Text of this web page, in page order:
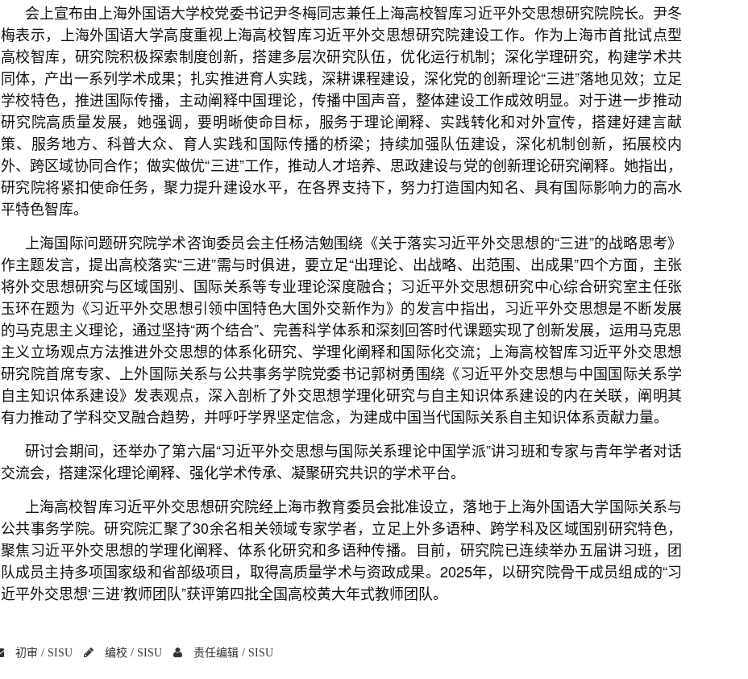
会上宣布由上海外国语大学校党委书记尹冬梅同志兼任上海高校智库习近平外交思想研究院院长。尹冬
梅表示，上海外国语大学高度重视上海高校智库习近平外交思想研究院建设工作。作为上海市首批试点型
高校智库，研究院积极探索制度创新，搭建多层次研究队伍，优化运行机制；深化学理研究，构建学术共
同体，产出一系列学术成果；扎实推进育人实践，深耕课程建设，深化党的创新理论“三进”落地见效；立足
学校特色，推进国际传播，主动阐释中国理论，传播中国声音，整体建设工作成效明显。对于进一步推动
研究院高质量发展，她强调，要明晰使命目标，服务于理论阐释、实践转化和对外宣传，搭建好建言献
策、服务地方、科普大众、育人实践和国际传播的桥梁；持续加强队伍建设，深化机制创新，拓展校内
外、跨区域协同合作；做实做优“三进”工作，推动人才培养、思政建设与党的创新理论研究阐释。她指出，
研究院将紧扣使命任务，聚力提升建设水平，在各界支持下，努力打造国内知名、具有国际影响力的高水
平特色智库。
上海国际问题研究院学术咨询委员会主任杨洁勉围绕《关于落实习近平外交思想的“三进”的战略思考》
作主题发言，提出高校落实“三进”需与时俱进，要立足“出理论、出战略、出范围、出成果”四个方面，主张
将外交思想研究与区域国别、国际关系等专业理论深度融合；习近平外交思想研究中心综合研究室主任张
玉环在题为《习近平外交思想引领中国特色大国外交新作为》的发言中指出，习近平外交思想是不断发展
的马克思主义理论，通过坚持“两个结合”、完善科学体系和深刻回答时代课题实现了创新发展，运用马克思
主义立场观点方法推进外交思想的体系化研究、学理化阐释和国际化交流；上海高校智库习近平外交思想
研究院首席专家、上外国际关系与公共事务学院党委书记郭树勇围绕《习近平外交思想与中国国际关系学
自主知识体系建设》发表观点，深入剖析了外交思想学理化研究与自主知识体系建设的内在关联，阐明其
有力推动了学科交叉融合趋势，并呼吁学界坚定信念，为建成中国当代国际关系自主知识体系贡献力量。
研讨会期间，还举办了第六届“习近平外交思想与国际关系理论中国学派”讲习班和专家与青年学者对话
交流会，搭建深化理论阐释、强化学术传承、凝聚研究共识的学术平台。
上海高校智库习近平外交思想研究院经上海市教育委员会批准设立，落地于上海外国语大学国际关系与
公共事务学院。研究院汇聚了30余名相关领域专家学者，立足上外多语种、跨学科及区域国别研究特色，
聚焦习近平外交思想的学理化阐释、体系化研究和多语种传播。目前，研究院已连续举办五届讲习班，团
队成员主持多项国家级和省部级项目，取得高质量学术与资政成果。2025年，以研究院骨干成员组成的“习
近平外交思想‘三进’教师团队”获评第四批全国高校黄大年式教师团队。
初审 / SISU 编校 / SISU 责任编辑 / SISU